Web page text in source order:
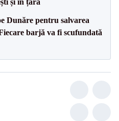
Dunăre pentru salvarea
barjă va fi scufundată